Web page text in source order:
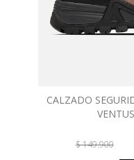
CALZADO
$ 149.900